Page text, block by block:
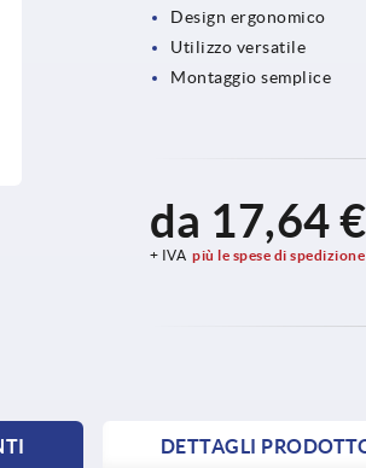
Design ergonomico
Utilizzo versatile
Montaggio semplice
da 17,64 €
+ IVA più le spese di spedizione
DETTAGLI